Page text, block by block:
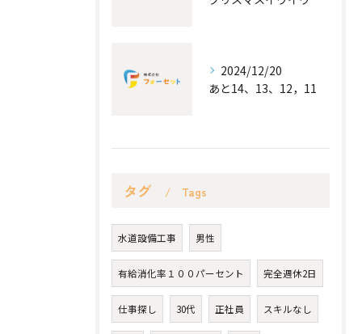
2024/12/20
あと14、13、12，11
タグ Tags
水道設備工事 男性
有給消化率１００パーセント 完全週休2日
仕事探し 30代 正社員 スキルなし